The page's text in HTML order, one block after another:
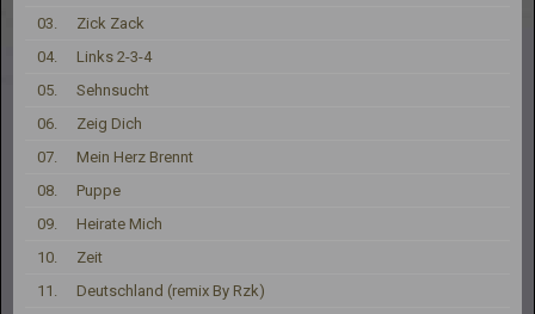
03.
Zick Zack
04.
Links 2-3-4
05.
Sehnsucht
06.
Zeig Dich
07.
Mein Herz Brennt
08.
Puppe
09.
Heirate Mich
10.
Zeit
11.
Deutschland (remix By Rzk)